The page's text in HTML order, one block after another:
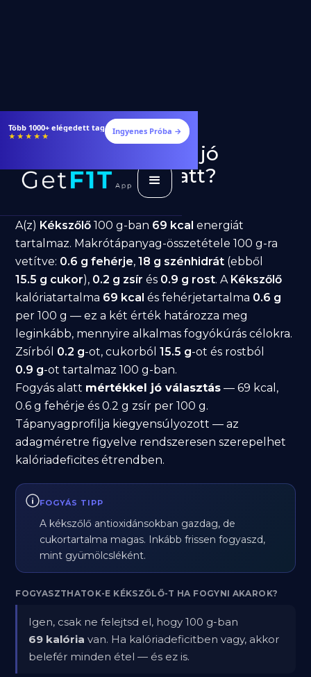
Több 1000+ elégedett tag
★★★★★ Ingyenes Próba →
Kékszőlő fogyásra: jó
választás diéta alatt?
A(z) Kékszőlő 100 g-ban 69 kcal energiát
tartalmaz. Makrótápanyag-összetétele 100 g-ra
vetítve: 0.6 g fehérje,18 g szénhidrát (ebből
15.5 g cukor), 0.2 g zsír és 0.9 g rost. A Kékszőlő
kalóriatartalma 69 kcal és fehérjetartalma 0.6 g
per 100 g — ez a két érték határozza meg
leginkább, mennyire alkalmas fogyókúrás célokra.
Zsírból 0.2 g-ot, cukorból15.5 g-ot és rostból
0.9 g-ot tartalmaz 100 g-ban.
Fogyás alatt mértékkel jó választás — 69 kcal,
0.6 g fehérje és 0.2 g zsír per 100 g.
Tápanyagprofilja kiegyensúlyozott — az
adagméretre figyelve rendszeresen szerepelhet
kalóriadeficites étrendben.
FOGYÁS TIPP
A kékszőlő antioxidánsokban gazdag, de
cukortartalma magas. Inkább frissen fogyaszd,
mint gyümölcsléként.
FOGYASZTHATOK-E KÉKSZŐLŐ-T HA FOGYNI AKAROK?
Igen, csak ne felejtsd el, hogy 100 g-ban
69 kalória van. Ha kalóriadeficitben vagy, akkor
belefér minden étel — és ez is.